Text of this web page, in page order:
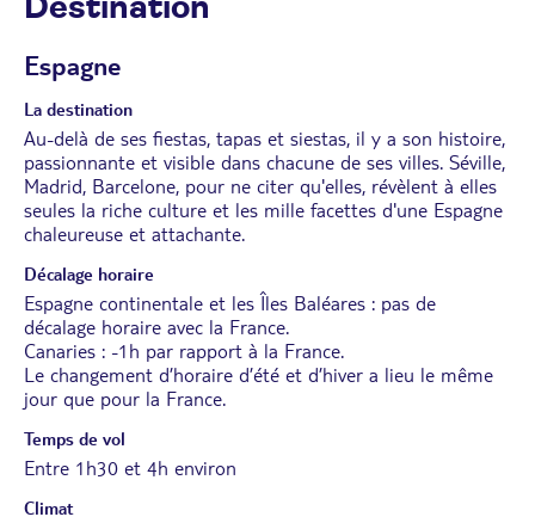
Destination
Espagne
La destination
Au-delà de ses fiestas, tapas et siestas, il y a son histoire,
passionnante et visible dans chacune de ses villes. Séville,
Madrid, Barcelone, pour ne citer qu'elles, révèlent à elles
seules la riche culture et les mille facettes d'une Espagne
chaleureuse et attachante.
Décalage horaire
Espagne continentale et les Îles Baléares : pas de
décalage horaire avec la France.
Canaries : -1h par rapport à la France.
Le changement d’horaire d’été et d’hiver a lieu le même
jour que pour la France.
Temps de vol
Entre 1h30 et 4h environ
Climat